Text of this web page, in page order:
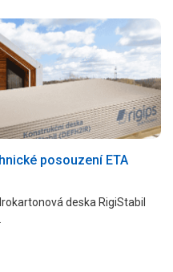
posouzení ETA
deska RigiStabil